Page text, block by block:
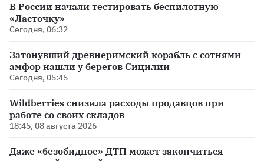
В России начали тестировать беспилотную
«Ласточку»
Сегодня, 06:32
Затонувший древнеримский корабль с сотнями
амфор нашли у берегов Сицилии
Сегодня, 05:45
Wildberries снизила расходы продавцов при
работе со своих складов
18:45, 08 августа 2026
Даже «безобидное» ДТП может закончиться